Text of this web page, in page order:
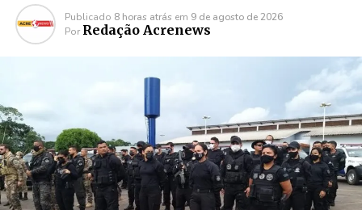
Publicado 8 horas atrás em 9 de agosto de 2026
Por Redação Acrenews